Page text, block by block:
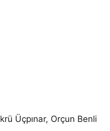
Üçpınar, Orçun Benli